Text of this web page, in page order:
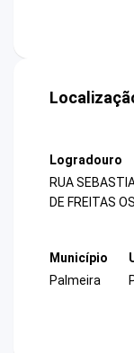
Logradouro
RUA
DE FREITAS
Município
Palmeira